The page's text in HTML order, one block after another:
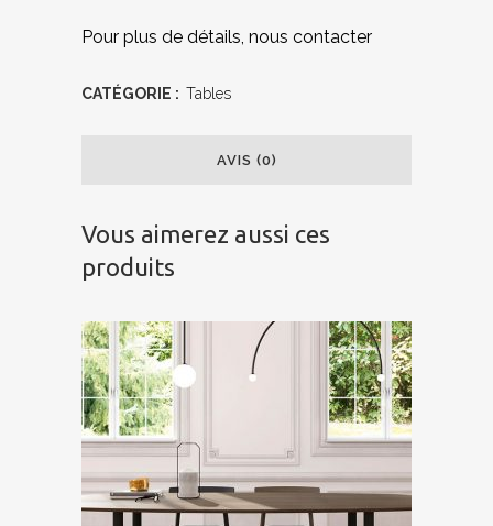
Pour plus de détails, nous contacter
CATÉGORIE : Tables
AVIS (0)
Vous aimerez aussi ces
produits